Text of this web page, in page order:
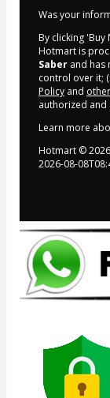
Was your
By clicking
Hotmart is
Saber and has
control over it;
Policy and
authorized and
Learn more
Hotmart ©2026
2026-08-